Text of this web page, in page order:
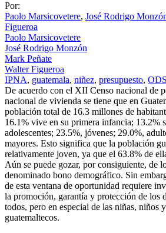
Por:
Paolo Marsicovetere, José Rodrigo
Figueroa
Paolo Marsicovetere
José Rodrigo Monzón
Mark Peñate
Walter Figueroa
IPNA, guatemala, niñez, presupuesto, ODS
De acuerdo con el XII Censo nacional de
nacional de vivienda se tiene que en
población total de 16.3 millones de
16.1% vive en su primera infancia; 13.2%
adolescentes; 23.5%, jóvenes; 29.0%,
mayores. Esto significa que la población
relativamente joven, ya que el 63.8% de
Aún se puede gozar, por consiguiente, de
denominado bono demográfico. Sin
de esta ventana de oportunidad requiere
la promoción, garantía y protección de los
todos, pero en especial de las niñas, niños
guatemaltecos.